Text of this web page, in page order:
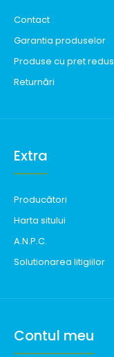
Contact
Garantia produselor
Produse cu pret redus
Returnări
Extra
Producători
Harta sitului
A.N.P.C.
Solutionarea litigiilor
Contul meu